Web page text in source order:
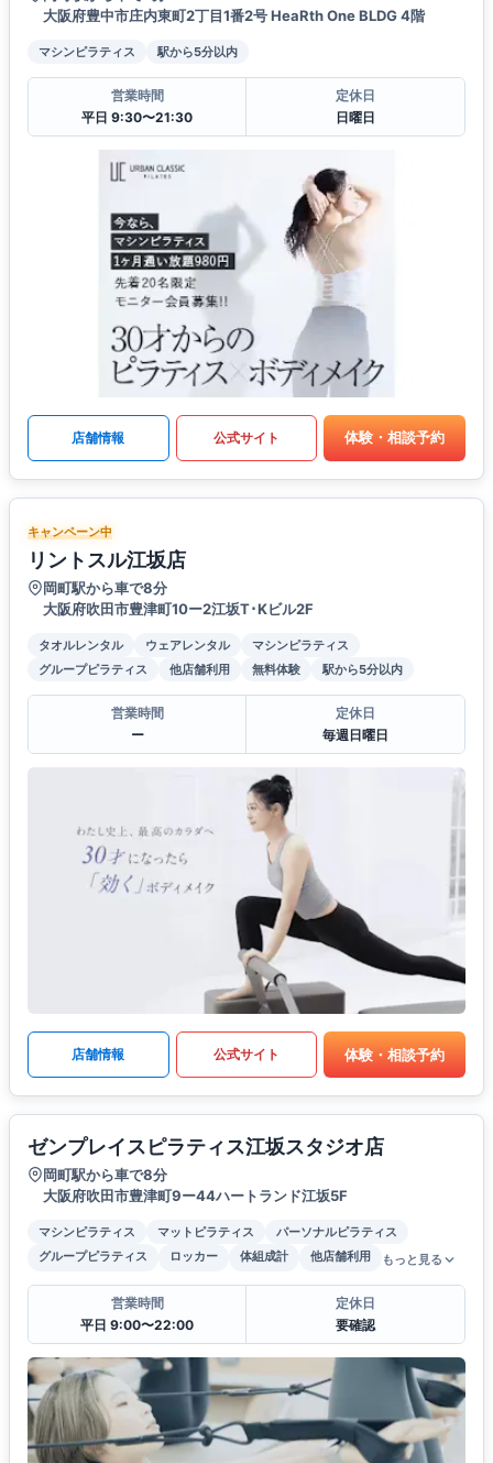
大阪府豊中市庄内東町2丁目1番2号 HeaRth One BLDG 4階
マシンピラティス 駅から5分以内
営業時間
平日 9:30〜21:30
定休日
日曜日
店舗情報 公式サイト 体験・相談予約
キャンペーン中
リントスル江坂店
岡町駅から車で8分
大阪府吹田市豊津町10ー2江坂T･Kビル2F
タオルレンタル ウェアレンタル
マシンピラティス
グループピラティス
他店舗利用 無料体験 駅から5分以内
営業時間
ー
定休日
毎週日曜日
店舗情報 公式サイト 体験・相談予約
ゼンプレイスピラティス江坂スタジオ店
岡町駅から車で8分
大阪府吹田市豊津町9ー44ハートランド江坂5F
マシンピラティス マットピラティス
パーソナルピラティス
グループピラティス
ロッカー 体組成計 他店舗利用 もっと見る
営業時間
平日 9:00〜22:00
定休日
要確認